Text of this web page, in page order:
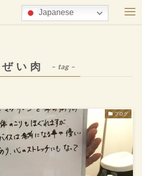
い肉 – tag –
ブログ
Japanese